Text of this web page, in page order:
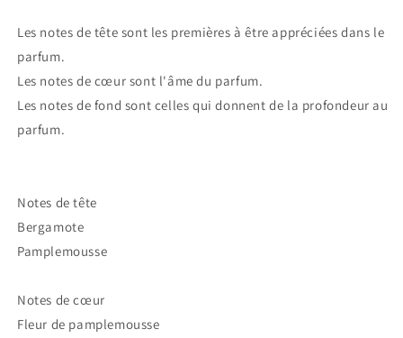
Les notes de tête sont les premières à être appréciées dans le
parfum.
Les notes de cœur sont l'âme du parfum.
Les notes de fond sont celles qui donnent de la profondeur au
parfum.
Notes de tête
Bergamote
Pamplemousse
Notes de cœur
Fleur de pamplemousse